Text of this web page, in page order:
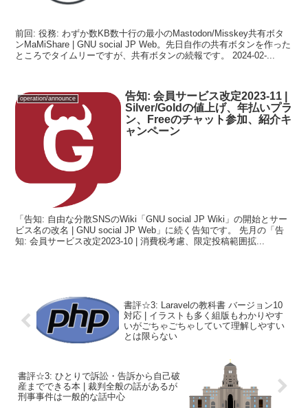
前回: 役務: わずか数KB数十行の最小のMastodon/Misskey共有ボタ
ンMaMiShare | GNU social JP Web。先日自作の共有ボタンを作った
ところでタイムリーですが、共有ボタンの続報です。 2024-02-...
operation/announce
告知: 会員サービス改定2023-11 |
Silver/Goldの値上げ、年払いプラ
ン、Freeのチャット参加、紹介キ
ャンペーン
「告知: 自由な分散SNSのWiki「GNU social JP Wiki」の開始とサー
ビス名の改名 | GNU social JP Web」に続く告知です。 先月の「告
知: 会員サービス改定2023-10 | 消費税考慮、限定投稿範囲拡...
書評☆3: Laravelの教科書 バージョン10
対応 | イラストも多く組版もわかりやす
いがごちゃごちゃしていて理解しやすい
とは限らない
書評☆3: ひとりで訴訟・告訴から自己破
産までできる本 | 裁判全般の話があるが
刑事事件は一般的な話中心